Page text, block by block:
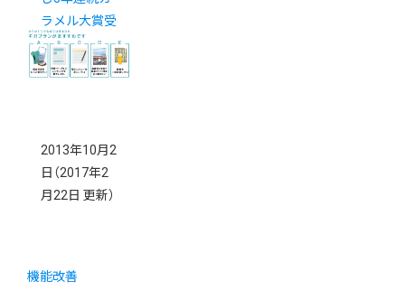
ラメル大賞受
賞
2013年10月2
日 （2017年2
月22日 更新）
機能改善